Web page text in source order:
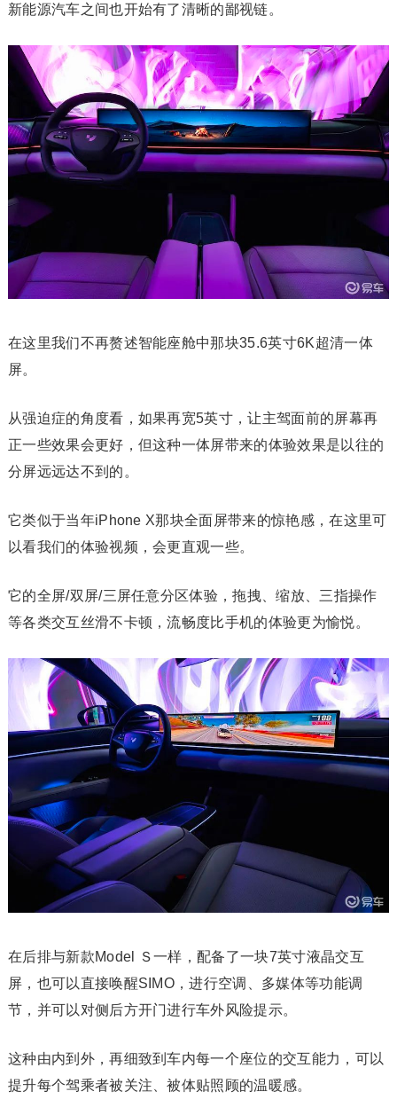
新能源汽车之间也开始有了清晰的鄙视链。‍‍‍‍
在这里我们不再赘述智能座舱中那块35.6英寸6K超清一体
屏。
从强迫症的角度看，如果再宽5英寸，让主驾面前的屏幕再
正一些效果会更好，但这种一体屏带来的体验效果是以往的
分屏远远达不到的。‍‍‍‍‍‍‍‍‍‍‍‍
它类似于当年iPhone X那块全面屏带来的惊艳感，在这里可
以看我们的体验视频，会更直观一些。‍‍‍‍‍
它的全屏/双屏/三屏任意分区体验，拖拽、缩放、三指操作
等各类交互丝滑不卡顿，流畅度比手机的体验更为愉悦。
在后排与新款Model Ｓ一样，配备了一块7英寸液晶交互
屏，也可以直接唤醒SIMO，进行空调、多媒体等功能调
节，并可以对侧后方开门进行车外风险提示。
这种由内到外，再细致到车内每一个座位的交互能力，可以
提升每个驾乘者被关注、被体贴照顾的温暖感。